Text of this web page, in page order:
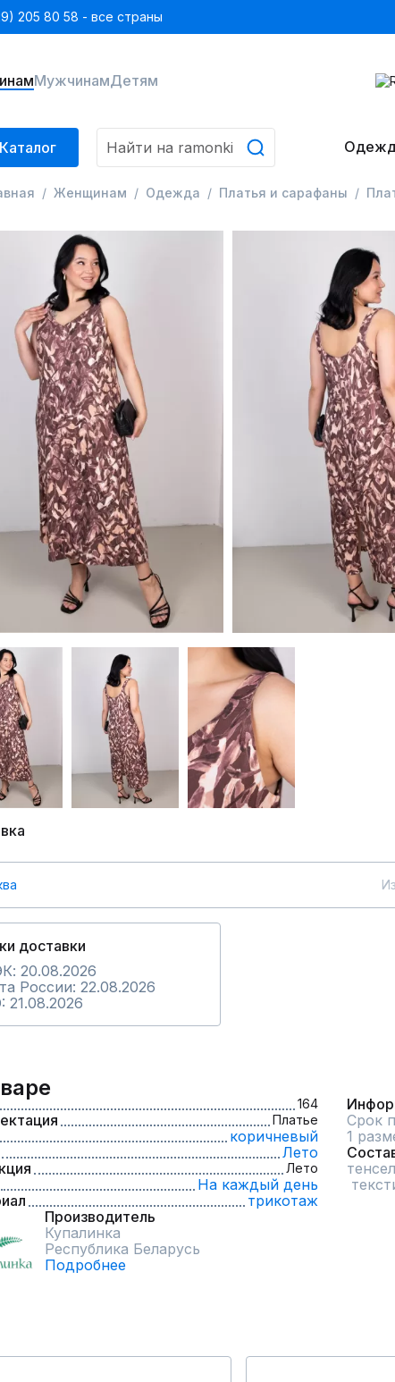
205 80 58 - все страны
МужчинамДетям
Женщинам Одежда Платья и сарафаны
доставки
20.08.2026
России: 22.08.2026
21.08.2026
164
Платье
коричневый
Лето
Лето
На каждый день
трикотаж
Производитель
Купалинка
Республика Беларусь
Подробнее
Срок
1